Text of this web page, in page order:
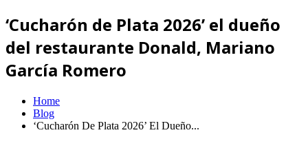
‘Cucharón de Plata 2026’ el dueño
del restaurante Donald, Mariano
García Romero
Home
Blog
‘Cucharón De Plata 2026’ El Dueño...